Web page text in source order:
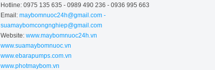
Hotline: 0975 135 635 - 0989 490 236 - 0936 995 663
Email: maybomnuoc24h@gmail.com -
suamaybomcongnghiep@gmail.com
Website:www.maybomnuoc24h.vn
www.suamaybomnuoc.vn
www.ebarapumps.com.vn
www.photmaybom.vn